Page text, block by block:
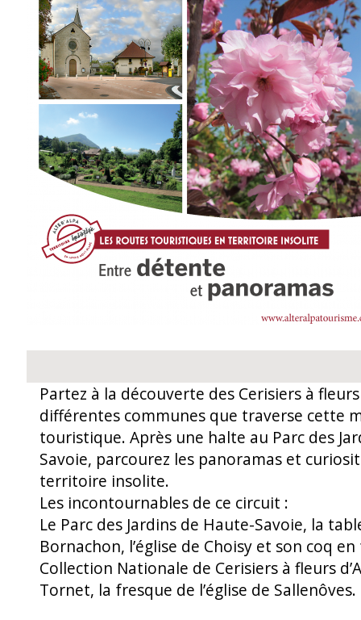
Partez à la découverte des Cerisiers à fleurs
différentes communes que traverse cette
touristique. Après une halte au Parc des
Savoie, parcourez les panoramas et
territoire insolite.
Les incontournables de ce circuit :
Le Parc des Jardins de Haute-Savoie, la
Bornachon, l’église de Choisy et son coq
Collection Nationale de Cerisiers à fleurs
Tornet, la fresque de l’église de Sallenôves.